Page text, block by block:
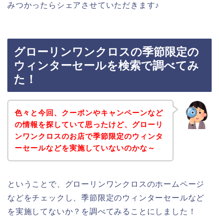
みつかったらシェアさせていただきます♪
グローリンワンクロスの季節限定の
ウィンターセールを検索で調べてみ
た！
色々と今回、クーポンやキャンペーンなど
の情報を探していて思ったけど、グローリ
ンワンクロスのお店で季節限定のウィンタ
ーセールなどを実施していないのかな～
ということで、グローリンワンクロスのホームページ
などをチェックし、季節限定のウィンターセールなど
を実施してないか？を調べてみることにしました！